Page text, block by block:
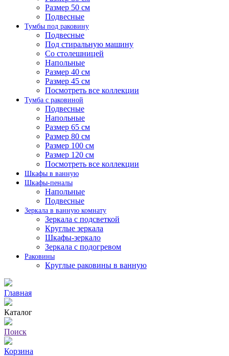
Размер 50 см
Подвесные
Тумбы под раковину
Подвесные
Под стиральную машину
Со столешницей
Напольные
Размер 40 см
Размер 45 см
Посмотреть все коллекции
Тумба с раковиной
Подвесные
Напольные
Размер 65 см
Размер 80 см
Размер 100 см
Размер 120 см
Посмотреть все коллекции
Шкафы в ванную
Шкафы-пеналы
Напольные
Подвесные
Зеркала в ванную комнату
Зеркала с подсветкой
Круглые зеркала
Шкафы-зеркало
Зеркала с подогревом
Раковины
Круглые раковины в ванную
Главная
Каталог
Поиск
Корзина